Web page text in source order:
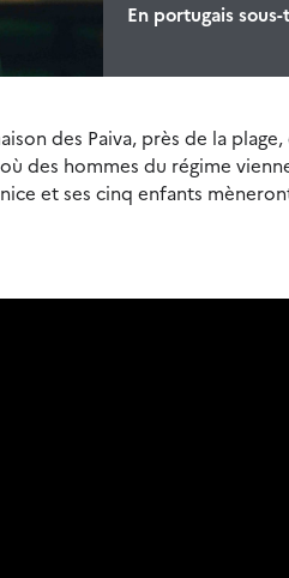
En portugais
des Paiva, près de la
des hommes du régime
et ses cinq enfants